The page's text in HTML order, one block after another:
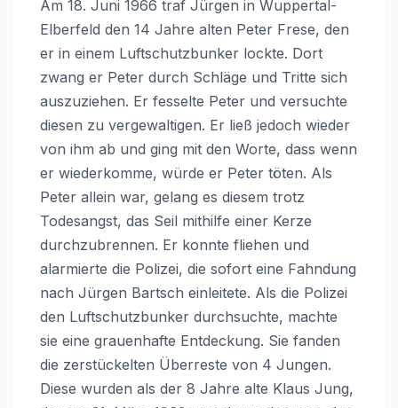
Am 18. Juni 1966 traf Jürgen in Wuppertal-
Elberfeld den 14 Jahre alten Peter Frese, den
er in einem Luftschutzbunker lockte. Dort
zwang er Peter durch Schläge und Tritte sich
auszuziehen. Er fesselte Peter und versuchte
diesen zu vergewaltigen. Er ließ jedoch wieder
von ihm ab und ging mit den Worte, dass wenn
er wiederkomme, würde er Peter töten. Als
Peter allein war, gelang es diesem trotz
Todesangst, das Seil mithilfe einer Kerze
durchzubrennen. Er konnte fliehen und
alarmierte die Polizei, die sofort eine Fahndung
nach Jürgen Bartsch einleitete. Als die Polizei
den Luftschutzbunker durchsuchte, machte
sie eine grauenhafte Entdeckung. Sie fanden
die zerstückelten Überreste von 4 Jungen.
Diese wurden als der 8 Jahre alte Klaus Jung,